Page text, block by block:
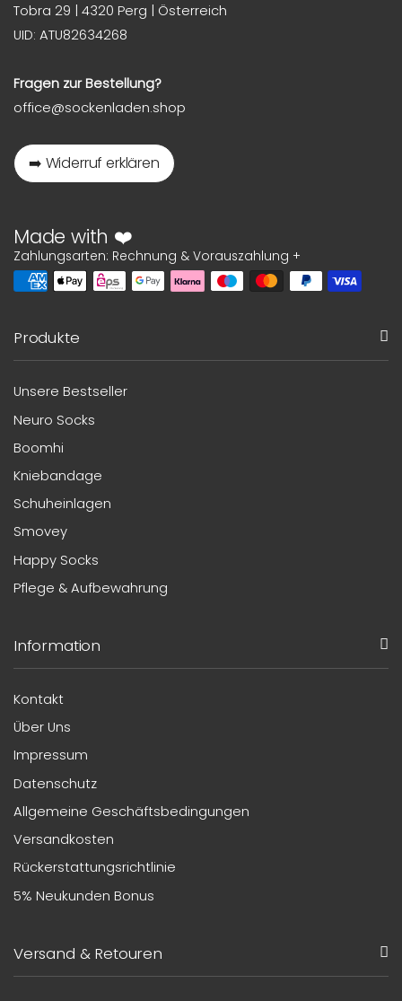
Tobra 29 | 4320 Perg | Österreich
UID: ATU82634268
Fragen zur Bestellung?
office@sockenladen.shop
➡️ Widerruf erklären
Made with ❤️
Zahlungsarten: Rechnung & Vorauszahlung +
Produkte
Unsere Bestseller
Neuro Socks
Boomhi
Kniebandage
Schuheinlagen
Smovey
Happy Socks
Pflege & Aufbewahrung
Information
Kontakt
Über Uns
Impressum
Datenschutz
Allgemeine Geschäftsbedingungen
Versandkosten
Rückerstattungsrichtlinie
5% Neukunden Bonus
Versand & Retouren